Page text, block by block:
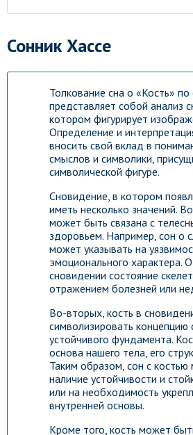
Сонник Хассе
Толкование сна о «Кость» по
представляет собой анализ
котором фигурирует
Определение и
вносить свой вклад в
смыслов и символики,
символической фигуре.
Сновидение, в котором
иметь несколько значений.
может быть связана с
здоровьем. Например, сон о
может указывать на
эмоционального характера.
сновидении состояние
отражением болезней или
Во-вторых, кость в
символизировать концепцию
устойчивого фундамента.
основа нашего тела, его
Таким образом, сон с
наличие устойчивости и
или на необходимость
внутренней основы.
Кроме того, кость может